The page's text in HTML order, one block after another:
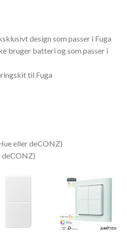
design som passer i Fuga
bruger batteri og som passer i
til Fuga
eller deCONZ)
deCONZ)